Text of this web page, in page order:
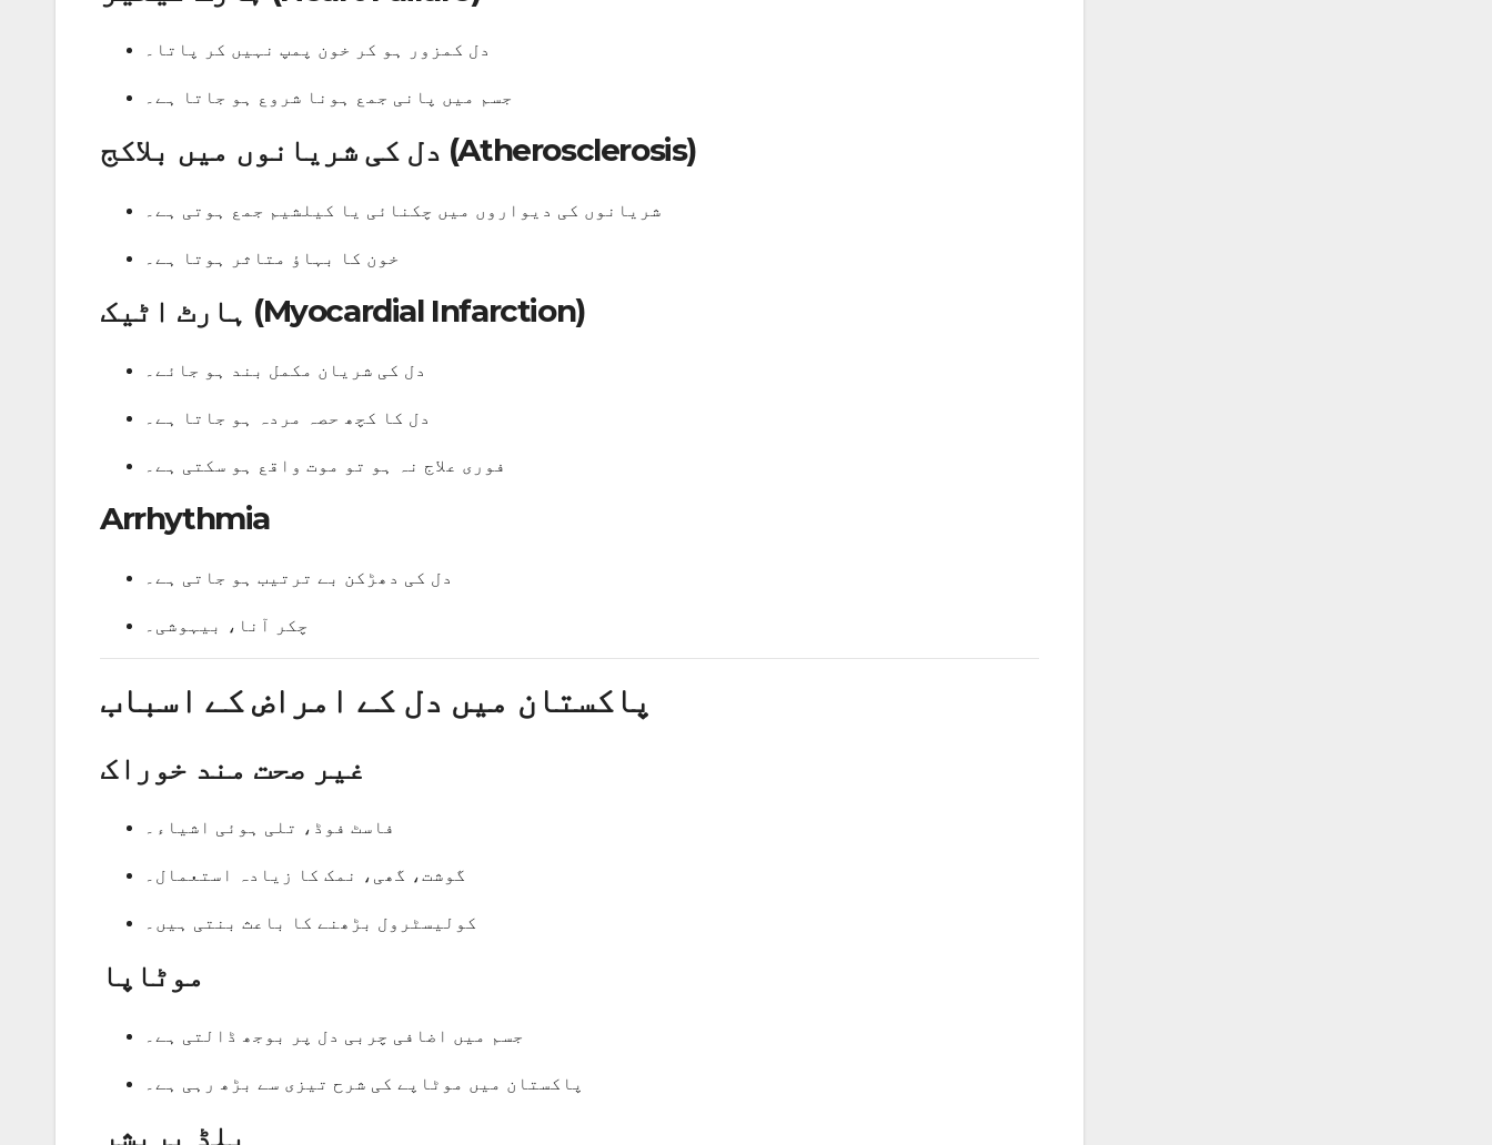
دل کمزور ہو کر خون پمپ نہیں کر پاتا۔
جسم میں پانی جمع ہونا شروع ہو جاتا ہے۔
دل کی شریانوں میں بلاکج (Atherosclerosis)
شریانوں کی دیواروں میں چکنائی یا کیلشیم جمع ہوتی ہے۔
خون کا بہاؤ متاثر ہوتا ہے۔
ہارٹ اٹیک (Myocardial Infarction)
دل کی شریان مکمل بند ہو جائے۔
دل کا کچھ حصہ مردہ ہو جاتا ہے۔
فوری علاج نہ ہو تو موت واقع ہو سکتی ہے۔
Arrhythmia
دل کی دھڑکن بے ترتیب ہو جاتی ہے۔
چکر آنا، بیہوشی۔
پاکستان میں دل کے امراض کے اسباب
غیر صحت مند خوراک
فاسٹ فوڈ، تلی ہوئی اشیاء۔
گوشت، گھی، نمک کا زیادہ استعمال۔
کولیسٹرول بڑھنے کا باعث بنتی ہیں۔
موٹاپا
جسم میں اضافی چربی دل پر بوجھ ڈالتی ہے۔
پاکستان میں موٹاپے کی شرح تیزی سے بڑھ رہی ہے۔
بلڈ پریشر